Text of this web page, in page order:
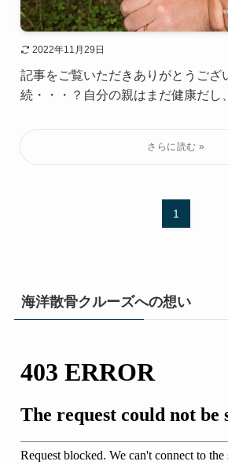
2022年11月29日
記事をご覧いただきありがとうござ
続・・・？自分の親はまだ健康だし
1
海洋散骨クルーズへの想い